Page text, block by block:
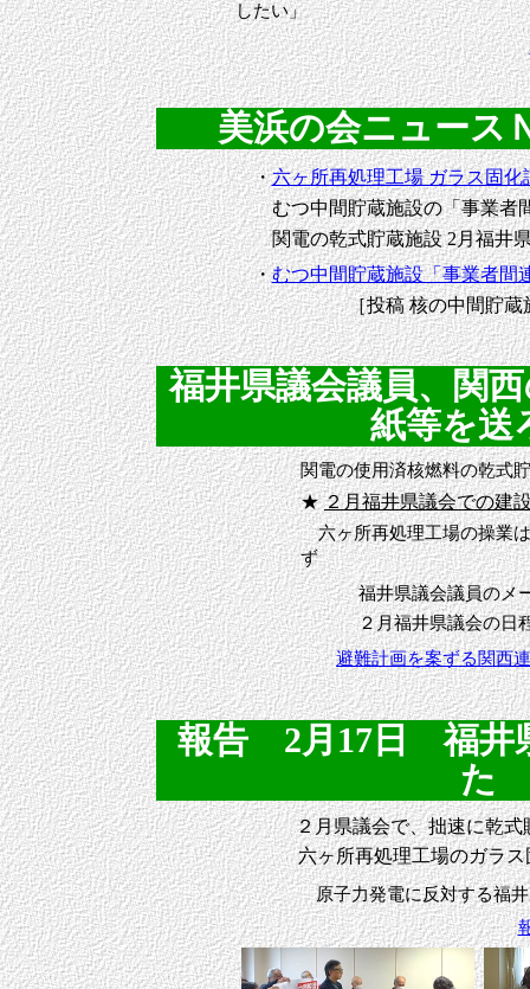
したい」
美浜の会ニュース
・六ヶ所再処理工場 ガラス固
むつ中間貯蔵施設の「事業者
関電の乾式貯蔵施設 2月福井
・むつ中間貯蔵施設「事業者間
［投稿 核の中間貯蔵施設
福井県議会議員、関
紙等を送
関電の使用済核燃料の乾式
★２月福井県議会での建
六ヶ所再処理工場の操業は
ず
福井県議会議員のメー
２月福井県議会の日程
避難計画を案ずる関西
報告 2月17日 福井
た
２月県議会で、拙速に乾
六ヶ所再処理工場のガラ
原子力発電に反対する福井